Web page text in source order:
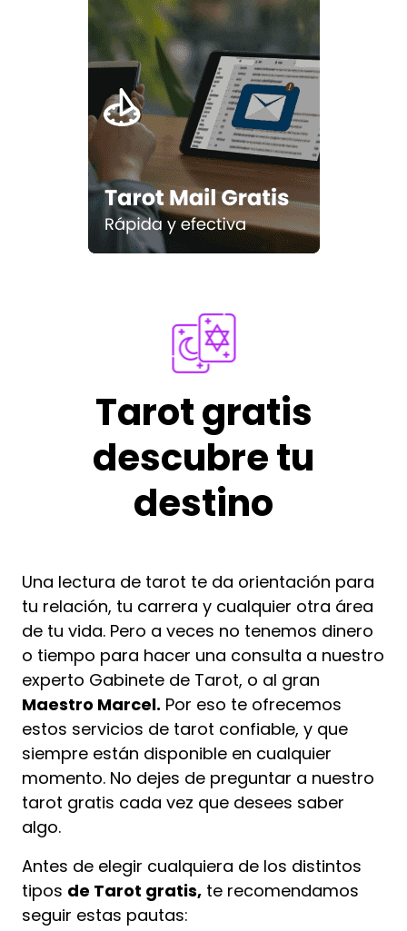
Tarot gratis
descubre tu
destino
Una lectura de tarot te da orientación para
tu relación, tu carrera y cualquier otra área
de tu vida. Pero a veces no tenemos dinero
o tiempo para hacer una consulta a nuestro
experto Gabinete de Tarot, o al gran
Maestro Marcel. Por eso te ofrecemos
estos servicios de tarot confiable, y que
siempre están disponible en cualquier
momento. No dejes de preguntar a nuestro
tarot gratis cada vez que desees saber
algo.
Antes de elegir cualquiera de los distintos
tipos de Tarot gratis, te recomendamos
seguir estas pautas: